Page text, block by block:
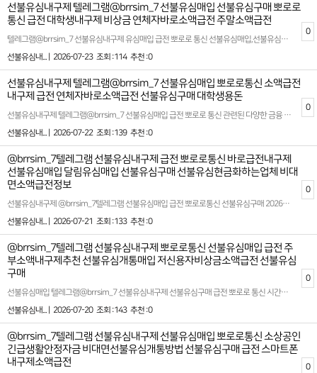
선불유심내구제 텔레그램@brrsim_7 선불유심매입 선불유심구매 뽀로로
통신 급전 대학생내구제 비상금 연체자바로소액급전 주말소액급전
텔레그램@brrsim_7 선불유심내구제 유심매입 급전 뽀로로 통신 선불유심매입,선불유심구매 2026년 트렌드와 법적 기준에 맞춘 안전하고 신뢰도 높은 서비스를 기반으로 고객님들이 안심하고 이용할수 있도록 투명한 프로세스를 제공합니다 뽀로로 통신 서비스는 예기치 못한 재정적 필요를 충족시키기 위해 설계되었습니다 이를 통해 고객님들은 긴급 상황에서도 재정적인 안정감을 되찾을수 있으며 신속하고 원활한 대출 과정을 경험할수 있습니다 저희는 고객 만족을 최우선 과제로 삼고 한사람 한사람 상황에 맞는 맞춤형 솔루션을 제공합니다 기존의 복잡한 대출 시스템에서 벗어나 누구나 쉽게 빠르게 필요한 자금을 조달받을수 있습니다 모바일 기반의 서비스는 시간적 제약없이 언제 어디서나 간편하게 이용할수 있어 많은 고객님들께 호평을 받고 있습니다 뽀로로 통신의 서비스를 통해 보다 편리하고 안정적인 재정 계획을 수립해 보시길바랍니다 선불 유심과 관련된 다양한 금융 서비스를 제공하는 뽀로로 통신은 대학생 및 급전이 필요한 분들에게 빠른 소액대출 옵션을 제안합니다 시간을 절약하고 간편하게 자금을 마련할수 있는 선불유심내구제를 통해 부담없이 활용할수 있는 방법이 제공됩니다 또한 모든 과정은 법적 가이드라인을 준수하며 진행되므로 신뢰를 더욱 강화합니다 확실한 파트너와 함께하세요 시간 낭비와 신용 하락을 막는 가장 좋은 방법은 처음부터 제대로 된 전문가를 만나는 것입니다 홈페이지: https://brrsim77.isweb.co.kr 홈페이지: https://litt.ly/brrsim7
선불유심내... |
2026-07-23 조회 :114 추천 :0
0
선불유심내구제 텔레그램@brrsim_7 선불유심매입 뽀로로통신 소액급전
내구제 급전 연체자바로소액급전 선불유심구매 대학생용돈
선불유심내구제 텔레그램@brrsim_7 선불유심매입 급전 뽀로로 통신 관련된 다양한 금융 서비스를 제공하는 뽀로로 통신은 대학생 및 급전이 필요한 분들에게 빠른 소액 대출 옵션을 제안합니다. 선불유심구매 시간을 절약하고 간편하게 자금을 마련할 수 있는 선불 유심 내구제를 통해 학생들도 부담 없이 활용할 수 있는 방법이 제공됩니다 급작스럽게 필요한 자금이 생겼을 때, 무심사 소액 급전을 지원하며 신뢰할 수 있는 대출 환경을 제시합니다. 급전이 필요한 순간, 믿을 만한 대출 업체를 찾는 것이 중요합니다 이런 점에서 뽀로로 통신은 빠르고 간단한 절차로 지급 가능한 서비스로 안정적이고 신속한 금융 솔루션을 제공합니다 선불유심내구제 뽀로로 통신 안심업체 많은 분들이 금융 문제로 고민을 느끼는 가운데 뽀로로 통신은 고객의 입장에서 최적화된 대출 방안을 마련하며 특히 대학생, 소액 대출을 원하는 이들에게 실질적인 도움이 됩니다 선불 유심 서비스를 통해 신용에 큰 영향을 미치지 않으면서 필요한 금액을 받는 것이 가능하며, 적절한 상환 계획으로 이용자들의 부담을 최소화합니다. 제공되는 서비스는 하루 안에 소액의 금전을 확보할 수 있는 시스템으로 설계되어, 예상치 못한 지출이나 긴급 상황에서도 유용하게 활용 가능합니다 또한 많은 분들이 급전에 대해 고민하며 정보를 찾아보는 만큼, 추천할 만한 소액 급전 빌리는 곳의 기준은 여러 가지가 있습니다. 안정성과 신뢰도를 기본으로 하고, 심사가 간편하면서도 높은 승인율을 자랑하는 서비스를 찾는 것이 핵심입니다. 뽀로로 통신은 이러한 기준을 충족시키며 고객 맞춤형 금융 솔루션을 제공합니다. 다양한 상황에 맞는 플랜을 고민 없이 선택할 수 있도록 소비자 보호를 최우선으로 고려하여 설계된 이 시스템은 많은 사람들에게 긍정적인 평가를 받고 있습니다. 급히 금전적 지원이 필요하거나 갑작스러운 상황에서 용이하게 활용할 수 있는 방안을 찾고 계신다면, 선불 유심 내구제와 소액 대출 등의 맞춤형 서비스를 고민해 볼 수 있습니다. 고객 만족 중심의 운영 체계와 함께, 지루한 기다림 없이 효율적인 절차를 통해 이용자들에게 최상의 만족감을 제공합니다 확실한 파트너와 함께하세요 시간 낭비와 신용 하락을 막는 가장 좋은 방법은 처음부터 제대로 된 전문가를 만나는 것입니다 홈페이지: https://brrsim77.isweb.co.kr 홈페이지: https://litt.ly/brrsim7
선불유심내... |
2026-07-22 조회 :139 추천 :0
0
@brrsim_7텔레그램 선불유심내구제 급전 뽀로로통신 바로급전내구제
선불유심매입 달림유심매입 선불유심구매 선불유심현금화하는업체 비대
면소액급전정보
선불유심내구제 @brrsim_7텔레그램 선불유심매입 급전 뽀로로통신 선불유심구매 2026년 선불폰유심매입합니다 정식업체 백수비상금대출 서울신불자생계비소액대출 소액대출이 필요한 분들을 위한 최적의 선택 저희는 모바일 소액대출 및 내구제를 전문으로 제공하는 2026년 정식 등록 업체입니다. 소액 20만 원부터 다양한 금액대를 유연하게 지원하며, 신용등급과 상관없이 누구나 이용할 수 있는 실질적이고 현실적인 금융 솔루션을 제공합니다 특히, 뽀로로통신 선불유심 내구제를 통해 신용불량자, 신분증이 필요한 대출 여부 확인이 힘든 분들까지도 간편하게 서비스를 이용할 수 있도록 돕고 있습니다. 급한 상황에서도 빠르고 안전하게 해결할 수 있는 맞춤형 금융 지원 시스템을 구축하여 고객이 안심하고 신뢰할 수 있는 서비스를 약속드립니다.생계비가 필요한 분들께 작은 도움이나마 보탬이 되고자 정직하고 투명한 절차를 고수합니다. 또한, 철저한 상담과 세심한 안내로 고객 개개인의 상황에 맞춘 최적의 대출 상품을 추천드리며, 여러분의 경제적 부담을 감소시킬 수 있도록 최선을 다하고 있습니다 뽀로로통신 선불유심내구제 무피해소액급전대출 시간과 서류 준비의 압박에서 해방되고 싶으신가요? 당사의 모바일 소액대출 서비스는 복잡한 절차 없이 간단하게 신청 가능하며, 심사가 빠르게 이루어지는 점이 특징입니다. 긴급한 생계비나 비상금 마련이 필요하신 경우, 저희 서비스와 함께라면 한층 더 여유로움을 느낄 수 있습니다.고객의 금융 상태를 존중하여 어떤 상황에서도 희망을 잃지 않도록 돕겠습니다. 저희와 함께라면 해결책은 항상 존재합니다. 여러분의 신뢰를 최우선으로 생각하며, 안정적이고 효율적인 재정 관리를 위해 높은 수준의 서비스를 지속적으로 제공할 것을 약속드립니다 바로개통→확인후 즉시 정산 ! 모든 개통은 고객 본인 확인 후 → 합법적인 절차로 안전하게 진행됩니다 확실한 파트너와 함께하세요 시간 낭비와 신용 하락을 막는 가장 좋은 방법은 처음부터 제대로 된 전문가를 만나는 것입니다 홈페이지: https://brrsim77.isweb.co.kr 홈페이지: https://litt.ly/brrsim7
선불유심내... |
2026-07-21 조회 :133 추천 :0
0
@brrsim_7텔레그램 선불유심내구제 뽀로로통신 선불유심매입 급전 주
부소액내구제추천 선불유심개통매입 저신용자비상금소액급전 선불유심
구매
선불유심매입 텔레그램@brrsim_7 선불유심내구제 선불유심구매 급전 뽀로로 통신 시간과 서류 준비의 압박에서 해방되고 싶으신가요?당사의 모바일 바로소액대출 서비스는 복잡한 절차 없이 간단하게 신청 가능하며, 심사가 빠르게 이루어지는 점이 특징입니다. 긴급한 생계비나 비상금 마련이 필요하신 경우, 저희 서비스와 함께라면 한층 더 여유로움을 느낄 수 있습니다고객의 금융 상태를 존중하여 어떤 상황에서도 희망을 잃지 않도록 돕겠습니다. 저희와 함께라면 해결책은 항상 존재합니다.여러분의 신뢰를 최우선으로 생각하며, 안정적이고 효율적인 재정 관리를 위해 높은 수준의 서비스를 지속적으로 제공할 것을 선불유심내구제 뽀로로 통신 약속드립니다뽀로로 통신 급하게 자금이 필요한 순간 복잡한 절차 없이 신속하고 안전하게 도움을 받을수 있는 환경을 구축하였습니다뽀로로 통신은 단순한 자금 지원을 넘어 고객이 신뢰할수 있는 금융 파트너로서의 역할을 수행하고 있습니다 신용 등급이나 기존 대출 이력등으로 인해 기존 금융권 이용이 어려운 분들을 위해 긴급 생계비 지원소액대출 서비스를 운영하며 사회적 책임과 금융 복지를 함께 실현하고 있습니다확실한 파트너와 함께하세요 시간 낭비와 신용 하락을 막는 가장 좋은 방법은 처음부터 제대로 된 전문가를 만나는 것입니다홈페이지: https://brrsim77.isweb.co.kr 홈페이지: https://litt.ly/brrsim7
선불유심내... |
2026-07-20 조회 :143 추천 :0
0
@brrsim_7텔레그램 선불유심내구제 선불유심매입 뽀로로통신 소상공인
긴급생활안정자금 비대면선불유심개통방법 선불유심구매 급전 스마트폰
내구제소액급전
0